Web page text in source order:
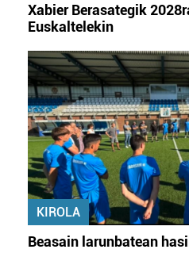
Xabier Berasategik
Euskaltelekin
KIROLA
Beasain larunbatean